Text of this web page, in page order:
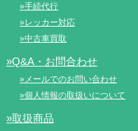
»手続代行
»レッカー対応
»中古車買取
»Q&A・お問合わせ
»メールでのお問い合わせ
»個人情報の取扱いについて
»取扱商品